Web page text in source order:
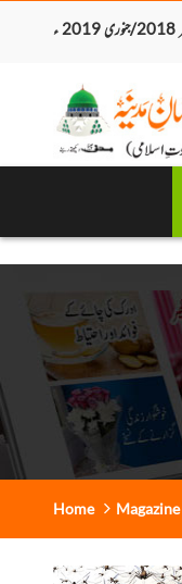
Home Magazine